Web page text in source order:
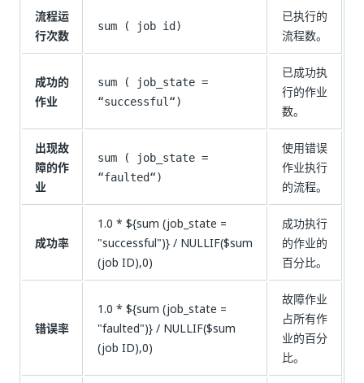
流程运
行次数
sum ( job id)
已执行的
流程数。
成功的
作业
sum ( job_state =
“successful“)
已成功执
行的作业
数。
出现故
障的作
业
sum ( job_state =
“faulted“)
使用错误
作业执行
的流程。
成功率
1.0 * ${sum (job_state =
"successful")} / NULLIF($sum
(job ID),0)
成功执行
的作业的
百分比。
错误率
1.0 * ${sum (job_state =
"faulted")} / NULLIF($sum
(job ID),0)
故障作业
占所有作
业的百分
比。